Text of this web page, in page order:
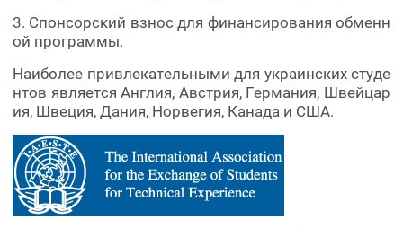
3. Спонсорский взнос для финансирования обменн
ой программы.
Наиболее привлекательными для украинских студе
нтов является Англия, Австрия, Германия, Швейцар
ия, Швеция, Дания, Норвегия, Канада и США.